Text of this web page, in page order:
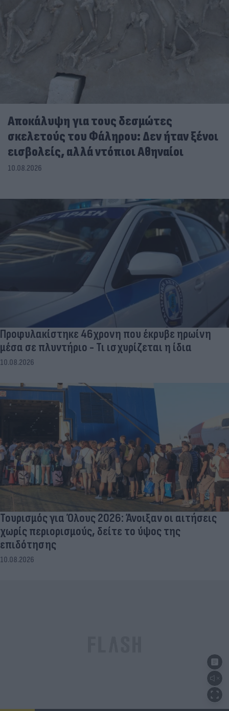
Αποκάλυψη για τους δεσμώτες
σκελετούς του Φάληρου: Δεν ήταν ξένοι
εισβολείς, αλλά ντόπιοι Αθηναίοι
10.08.2026
Προφυλακίστηκε 46χρονη που έκρυβε ηρωίνη
μέσα σε πλυντήριο - Τι ισχυρίζεται η ίδια
10.08.2026
Τουρισμός για Όλους 2026: Άνοιξαν οι αιτήσεις
χωρίς περιορισμούς, δείτε το ύψος της
επιδότησης
10.08.2026